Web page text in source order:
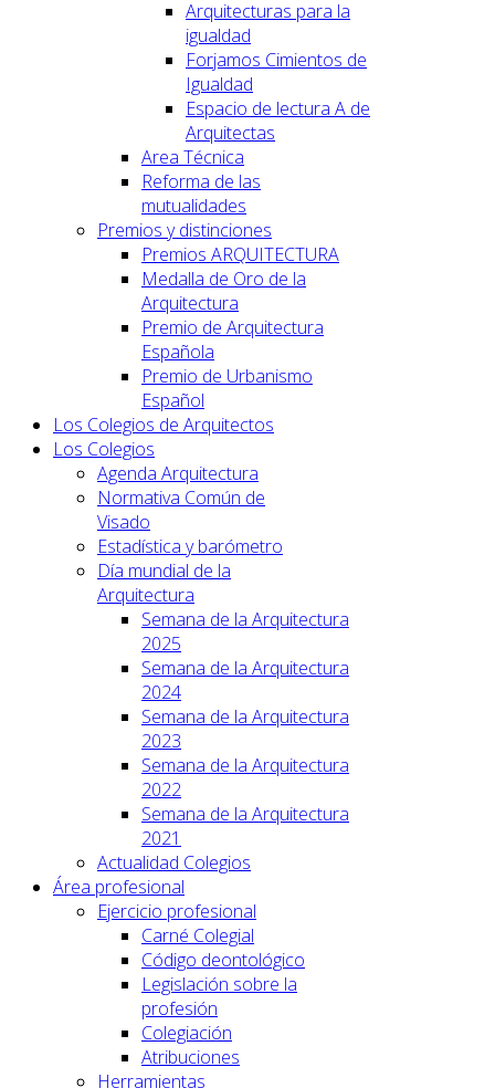
Arquitecturas para la
igualdad
Forjamos Cimientos de
Igualdad
Espacio de lectura A de
Arquitectas
Area Técnica
Reforma de las
mutualidades
Premios y distinciones
Premios ARQUITECTURA
Medalla de Oro de la
Arquitectura
Premio de Arquitectura
Española
Premio de Urbanismo
Español
Los Colegios de Arquitectos
Los Colegios
Agenda Arquitectura
Normativa Común de
Visado
Estadística y barómetro
Día mundial de la
Arquitectura
Semana de la Arquitectura
2025
Semana de la Arquitectura
2024
Semana de la Arquitectura
2023
Semana de la Arquitectura
2022
Semana de la Arquitectura
2021
Actualidad Colegios
Área profesional
Ejercicio profesional
Carné Colegial
Código deontológico
Legislación sobre la
profesión
Colegiación
Atribuciones
Herramientas